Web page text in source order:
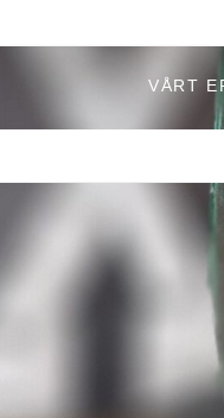
VÅRT